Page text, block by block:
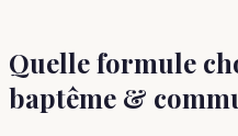
Quelle formule
baptême &